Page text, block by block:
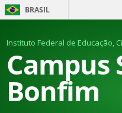
BRASIL
Instituto Federal de Educação,
Campus
Bonfim